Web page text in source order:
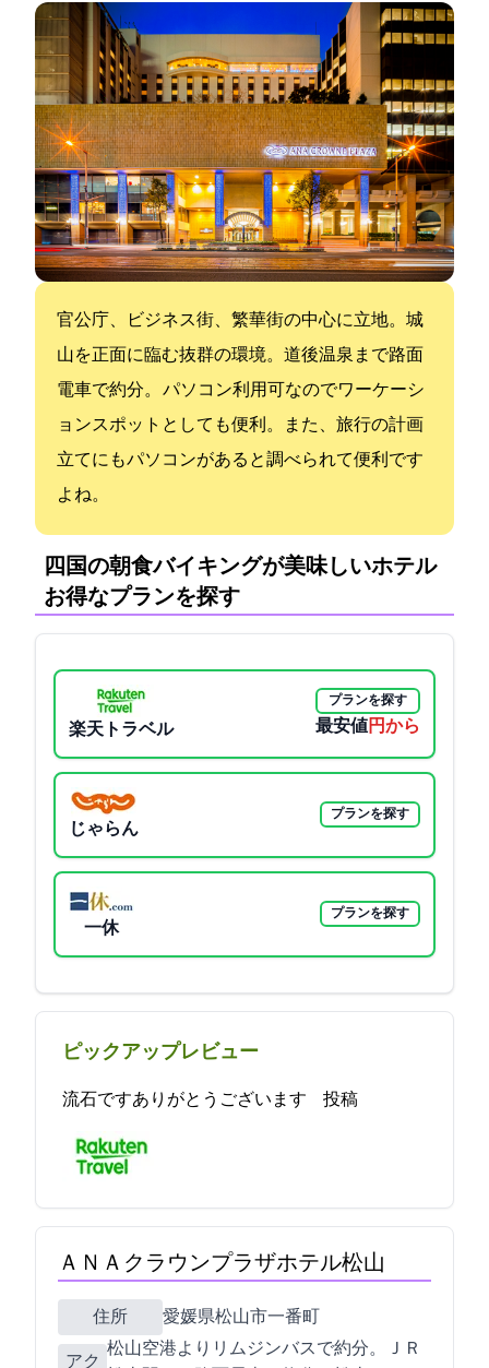
官公庁、ビジネス街、繁華街の中心に立地。城
山を正面に臨む抜群の環境。道後温泉まで路面
電車で約10分。 パソコン利用可なのでワーケーシ
ョンスポットとしても便利。また、旅行の計画
立てにもパソコンがあると調べられて便利です
よね。
四国の朝食バイキングが美味しいホテル:
お得なプランを探す
楽天トラベル
プランを探す
最安値3613円から
じゃらん
プランを探す
一休
プランを探す
ピックアップレビュー
流石ですありがとうございます 2021-11-11 20:50:30投稿
ＡＮＡクラウンプラザホテル松山
住所 愛媛県松山市一番町3-2-1
アク
松山空港よりリムジンバスで約20分。ＪＲ